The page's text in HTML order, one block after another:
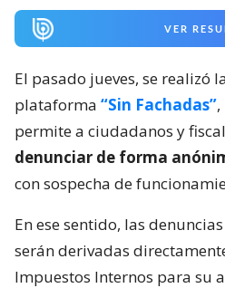
VER
El pasado jueves, se realizó
plataforma “Sin Fachadas”
permite a ciudadanos y
denunciar de forma
con sospecha de
En ese sentido, las
serán derivadas
Impuestos Internos para su